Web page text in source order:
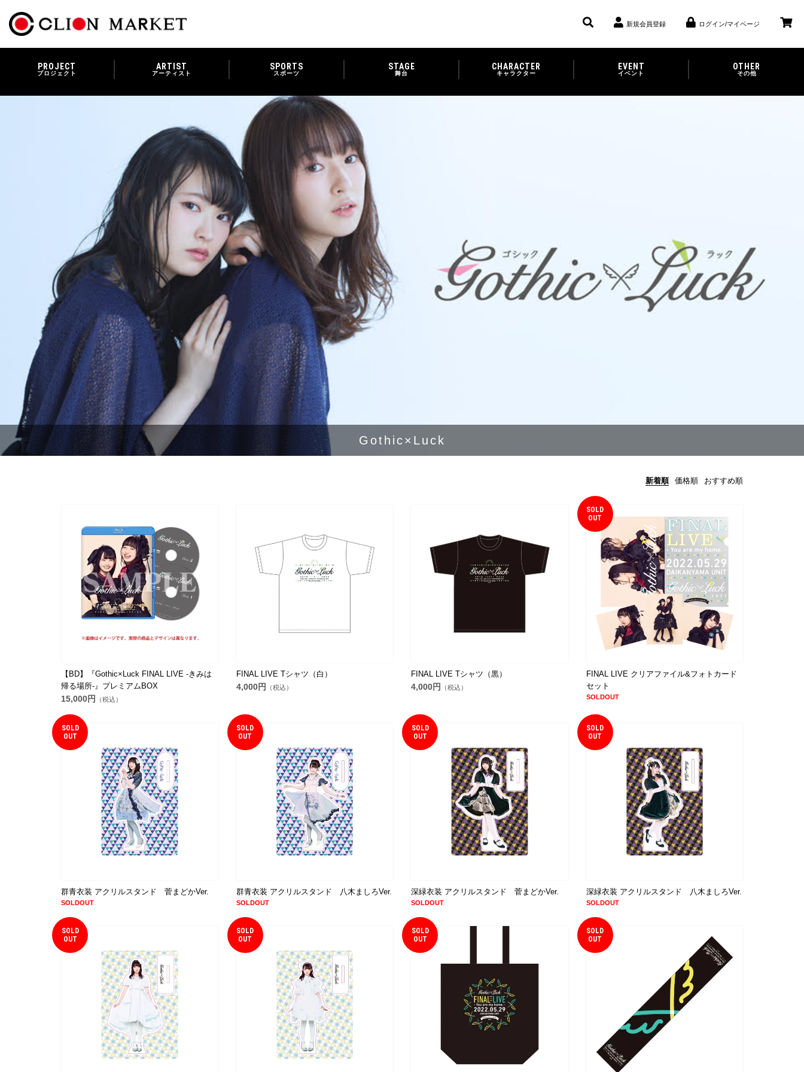
新規会員登録 ログイン/マイページ
PROJECT
プロジェクト
ARTIST
アーティスト
SPORTS
スポーツ
STAGE
舞台
CHARACTER
キャラクター
EVENT
イベント
OTHER
その他
Gothic×Luck
新着順 価格順 おすすめ順
【BD】『Gothic×Luck FINAL LIVE -きみは
帰る場所-』プレミアムBOX
15,000円 （税込）
FINAL LIVE Tシャツ（白）
4,000円 （税込）
FINAL LIVE Tシャツ（黒）
4,000円 （税込）
SOLD
OUT
FINAL LIVE クリアファイル&フォトカード
セット
SOLDOUT
SOLD
OUT
群青衣装 アクリルスタンド 菅まどかVer.
SOLDOUT
SOLD
OUT
群青衣装 アクリルスタンド 八木ましろVer.
SOLDOUT
SOLD
OUT
深緑衣装 アクリルスタンド 菅まどかVer.
SOLDOUT
SOLD
OUT
深緑衣装 アクリルスタンド 八木ましろVer.
SOLDOUT
SOLD
OUT
SOLD
OUT
SOLD
OUT
SOLD
OUT